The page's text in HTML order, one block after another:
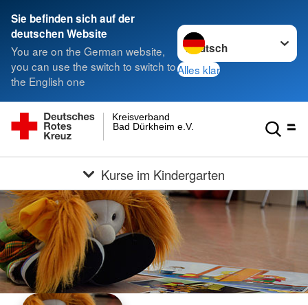
Sie befinden sich auf der
deutschen Website
You are on the German website,
you can use the switch to switch to
the English one
Sprache wechseln zu
Alles klar
Bad Dürkheim e.V.
Kreisverband
Kurse im Kindergarten